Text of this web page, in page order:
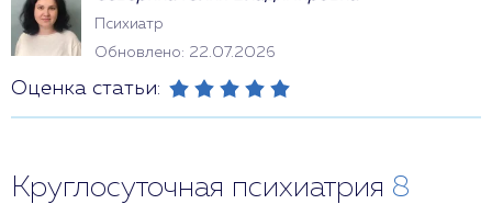
Психиатр
Обновлено: 22.07.2026
Оценка статьи:
Круглосуточная психиатрия 8